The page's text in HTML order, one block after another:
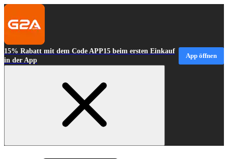
15% Rabatt mit dem Code APP15 beim ersten Einkauf
in der App
App öffnen